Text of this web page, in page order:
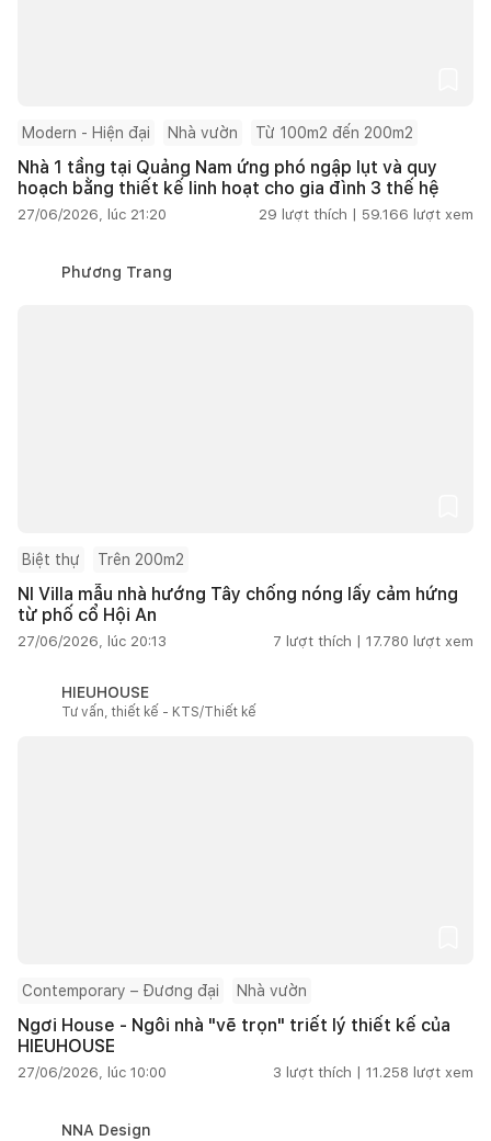
Modern - Hiện đại Nhà vườn Từ 100m2 đến 200m2
Nhà 1 tầng tại Quảng Nam ứng phó ngập lụt và quy
hoạch bằng thiết kế linh hoạt cho gia đình 3 thế hệ
27/06/2026, lúc 21:20 29 lượt thích | 59.166 lượt xem
Phương Trang
Biệt thự Trên 200m2
NI Villa mẫu nhà hướng Tây chống nóng lấy cảm hứng
từ phố cổ Hội An
27/06/2026, lúc 20:13 7 lượt thích | 17.780 lượt xem
HIEUHOUSE
Tư vấn, thiết kế - KTS/Thiết kế
Contemporary – Đương đại Nhà vườn
Ngơi House - Ngôi nhà "vẽ trọn" triết lý thiết kế của
HIEUHOUSE
27/06/2026, lúc 10:00 3 lượt thích | 11.258 lượt xem
NNA Design